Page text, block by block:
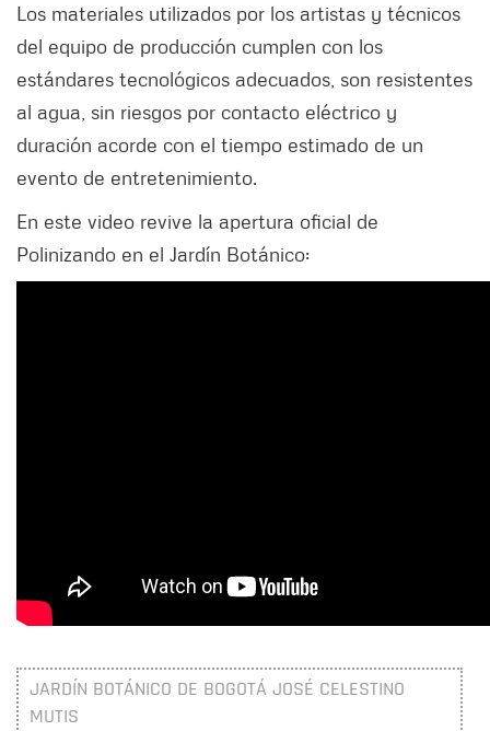
Los materiales utilizados por los artistas y técnicos
del equipo de producción cumplen con los
estándares tecnológicos adecuados, son resistentes
al agua, sin riesgos por contacto eléctrico y
duración acorde con el tiempo estimado de un
evento de entretenimiento.
En este video revive la apertura oficial de
Polinizando en el Jardín Botánico:
JARDÍN BOTÁNICO DE BOGOTÁ JOSÉ CELESTINO
MUTIS